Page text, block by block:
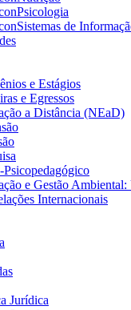
Psicologia
Sistemas de
e Estágios
e Egressos
a Distância (NEaD)
e Gestão
Internacionais
Jurídica